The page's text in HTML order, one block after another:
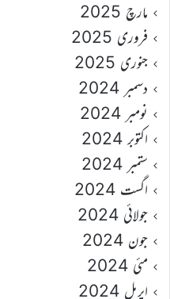
مارچ 2025
فروری 2025
جنوری 2025
دسمبر 2024
نومبر 2024
اکتوبر 2024
ستمبر 2024
اگست 2024
جولائی 2024
جون 2024
مئی 2024
اپریل 2024